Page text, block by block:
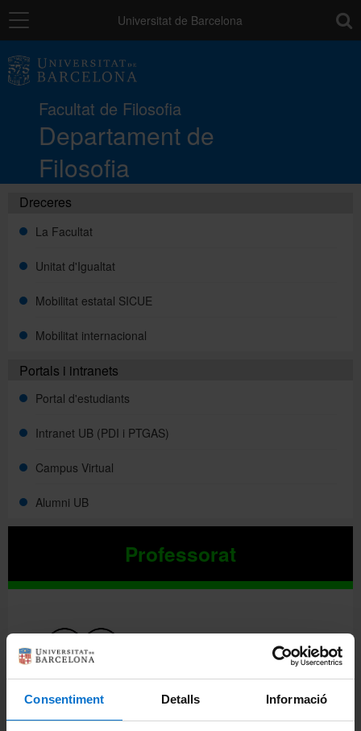
Consentiment Detalls Informació
Navegació Universitat de Barcelona
Facultat de Filosofia
Departament de
Filosofia
El Departament
Docència
Recerca
Dreceres
La Facultat
Unitat d'Igualtat
Mobilitat estatal SICUE
Mobilitat internacional
Portals i intranets
Portal d'estudiants
Intranet UB (PDI i PTGAS)
Campus Virtual
Alumni UB
Professorat